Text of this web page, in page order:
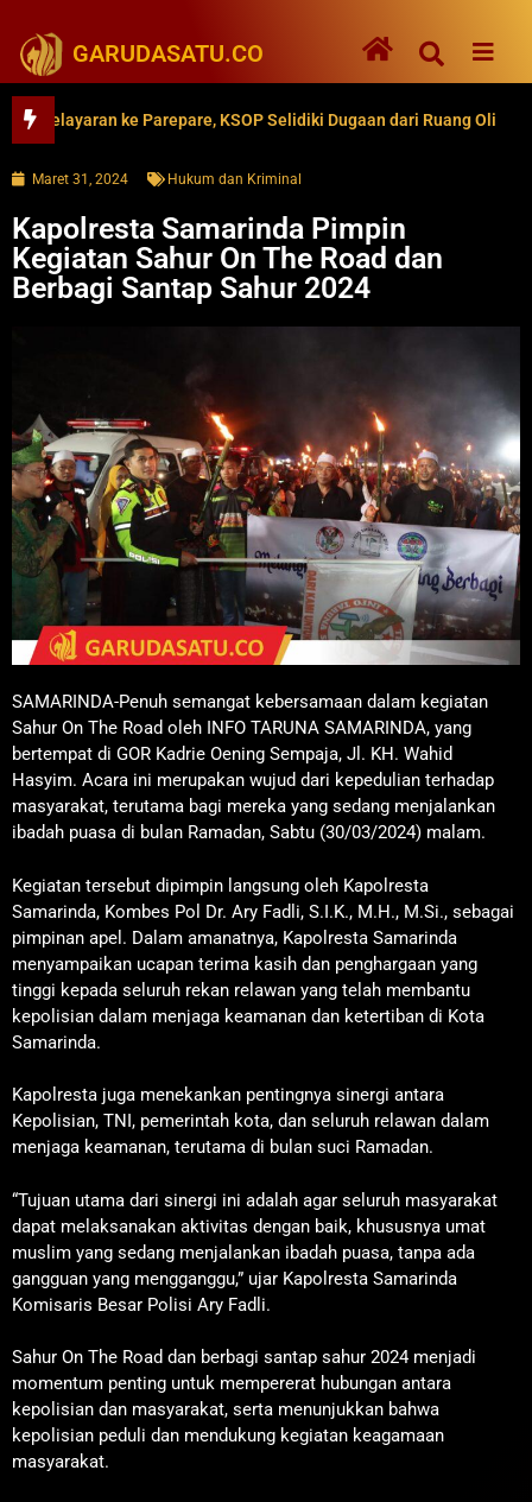
GARUDASATU.CO
ke Parepare, KSOP Selidiki Dugaan dari Ruang Oli
Maret 31, 2024 Hukum dan Kriminal
Kapolresta Samarinda Pimpin
Kegiatan Sahur On The Road dan
Berbagi Santap Sahur 2024
SAMARINDA-Penuh semangat kebersamaan dalam kegiatan
Sahur On The Road oleh INFO TARUNA SAMARINDA, yang
bertempat di GOR Kadrie Oening Sempaja, Jl. KH. Wahid
Hasyim. Acara ini merupakan wujud dari kepedulian terhadap
masyarakat, terutama bagi mereka yang sedang menjalankan
ibadah puasa di bulan Ramadan, Sabtu (30/03/2024) malam.
Kegiatan tersebut dipimpin langsung oleh Kapolresta
Samarinda, Kombes Pol Dr. Ary Fadli, S.I.K., M.H., M.Si., sebagai
pimpinan apel. Dalam amanatnya, Kapolresta Samarinda
menyampaikan ucapan terima kasih dan penghargaan yang
tinggi kepada seluruh rekan relawan yang telah membantu
kepolisian dalam menjaga keamanan dan ketertiban di Kota
Samarinda.
Kapolresta juga menekankan pentingnya sinergi antara
Kepolisian, TNI, pemerintah kota, dan seluruh relawan dalam
menjaga keamanan, terutama di bulan suci Ramadan.
“Tujuan utama dari sinergi ini adalah agar seluruh masyarakat
dapat melaksanakan aktivitas dengan baik, khususnya umat
muslim yang sedang menjalankan ibadah puasa, tanpa ada
gangguan yang mengganggu,” ujar Kapolresta Samarinda
Komisaris Besar Polisi Ary Fadli.
Sahur On The Road dan berbagi santap sahur 2024 menjadi
momentum penting untuk mempererat hubungan antara
kepolisian dan masyarakat, serta menunjukkan bahwa
kepolisian peduli dan mendukung kegiatan keagamaan
masyarakat.